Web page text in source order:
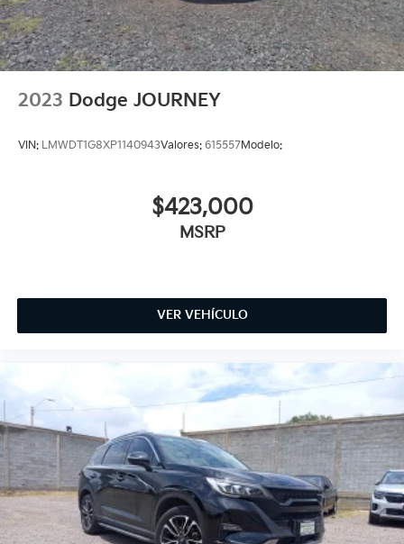
2023 Dodge JOURNEY
VIN: LMWDT1G8XP1140943Valores: 615557Modelo:
$423,000
MSRP
VER VEHÍCULO